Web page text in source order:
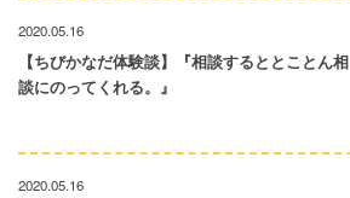
2020.05.16
【ちびかなだ体験談】『相談するととことん相
談にのってくれる。』
2020.05.16